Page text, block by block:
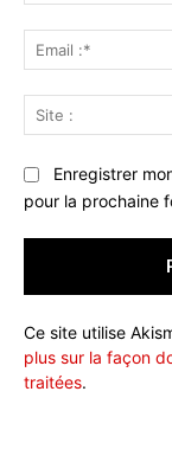
Enregistrer
pour la prochaine
Ce site utilise
plus sur la façon
traitées.